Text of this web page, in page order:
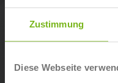
Zustimmung
Diese Webseite